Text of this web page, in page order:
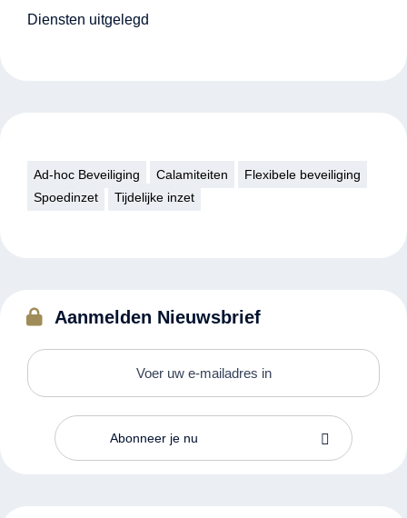
Diensten uitgelegd
Ad-hoc Beveiliging Calamiteiten
Flexibele beveiliging
Spoedinzet
Tijdelijke inzet
Aanmelden Nieuwsbrief
Abonneer je nu